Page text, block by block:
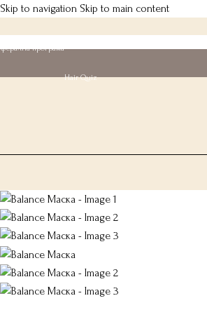
Skip to navigation Skip to main content
програма
Hair Quiz